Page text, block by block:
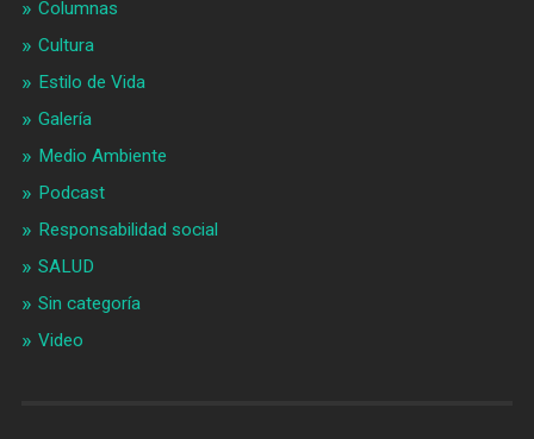
Columnas
Cultura
Estilo de Vida
Galería
Medio Ambiente
Podcast
Responsabilidad social
SALUD
Sin categoría
Video